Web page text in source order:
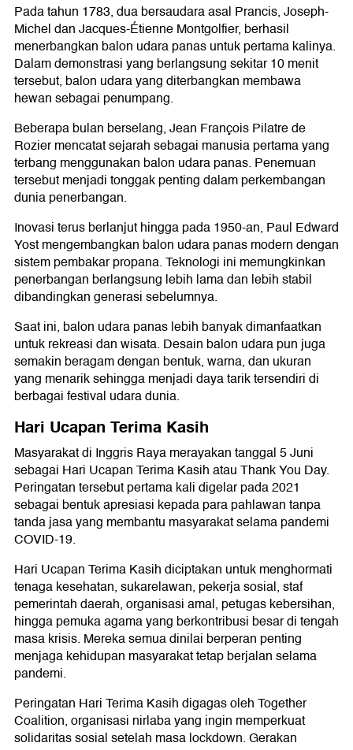
Pada tahun 1783, dua bersaudara asal Prancis, Joseph-
Michel dan Jacques-Étienne Montgolfier, berhasil
menerbangkan balon udara panas untuk pertama kalinya.
Dalam demonstrasi yang berlangsung sekitar 10 menit
tersebut, balon udara yang diterbangkan membawa
hewan sebagai penumpang.
Beberapa bulan berselang, Jean François Pilatre de
Rozier mencatat sejarah sebagai manusia pertama yang
terbang menggunakan balon udara panas. Penemuan
tersebut menjadi tonggak penting dalam perkembangan
dunia penerbangan.
Inovasi terus berlanjut hingga pada 1950-an, Paul Edward
Yost mengembangkan balon udara panas modern dengan
sistem pembakar propana. Teknologi ini memungkinkan
penerbangan berlangsung lebih lama dan lebih stabil
dibandingkan generasi sebelumnya.
Saat ini, balon udara panas lebih banyak dimanfaatkan
untuk rekreasi dan wisata. Desain balon udara pun juga
semakin beragam dengan bentuk, warna, dan ukuran
yang menarik sehingga menjadi daya tarik tersendiri di
berbagai festival udara dunia.
Hari Ucapan Terima Kasih
Masyarakat di Inggris Raya merayakan tanggal 5 Juni
sebagai Hari Ucapan Terima Kasih atau Thank You Day.
Peringatan tersebut pertama kali digelar pada 2021
sebagai bentuk apresiasi kepada para pahlawan tanpa
tanda jasa yang membantu masyarakat selama pandemi
COVID-19.
Hari Ucapan Terima Kasih diciptakan untuk menghormati
tenaga kesehatan, sukarelawan, pekerja sosial, staf
pemerintah daerah, organisasi amal, petugas kebersihan,
hingga pemuka agama yang berkontribusi besar di tengah
masa krisis. Mereka semua dinilai berperan penting
menjaga kehidupan masyarakat tetap berjalan selama
pandemi.
Peringatan Hari Terima Kasih digagas oleh Together
Coalition, organisasi nirlaba yang ingin memperkuat
solidaritas sosial setelah masa lockdown. Gerakan